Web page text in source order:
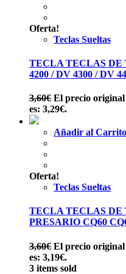
Oferta!
Teclas Sueltas
TECLA TECLAS DE
4200 / DV 4300 / DV
3,60€ El precio original
es: 3,29€.
Añadir al Carrito
Oferta!
Teclas Sueltas
TECLA TECLAS DE
PRESARIO CQ60
3,60€ El precio original
es: 3,19€.
3 items sold